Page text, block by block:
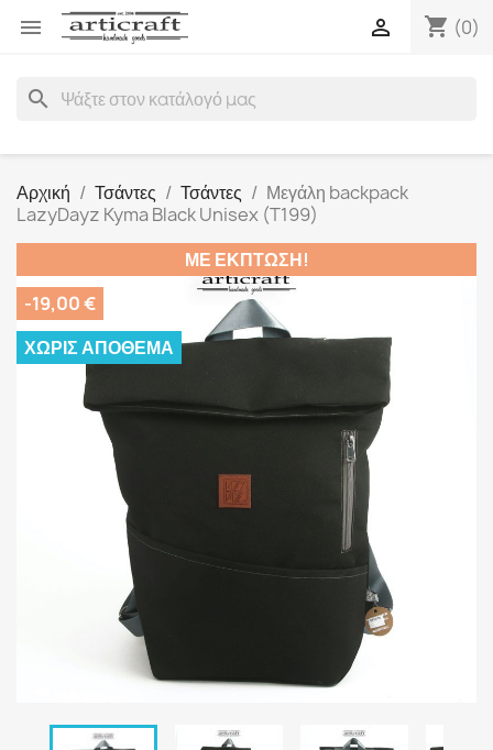
 shopping_cart (0)

search
Αρχική Τσάντες Τσάντες
Μεγάλη backpack
LazyDayz Kyma Black Unisex (T199)
ΜΕ ΈΚΠΤΩΣΗ!
-19,00 €
ΧΩΡΊΣ ΑΠΌΘΕΜΑ